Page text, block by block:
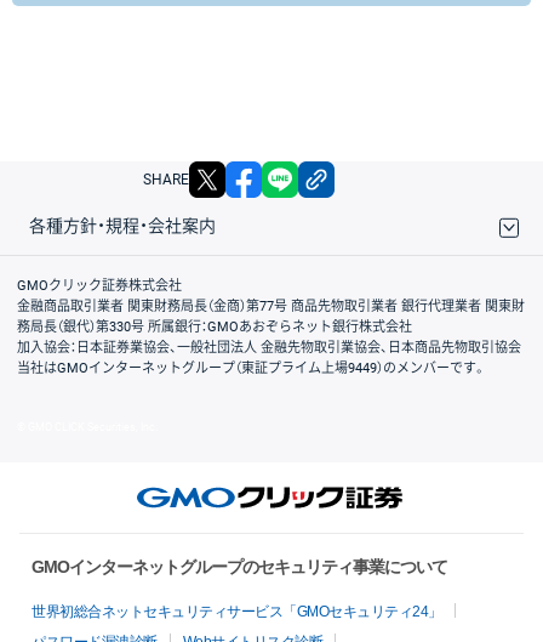
SHARE X facebook
各種方針・規程・会社案内
取引規程・約款
サイトマップ
その他のご案内
個人情報保護方針
最良執行方針
サイトのご利用について
ディスクレイマー
信託保全
リスク説明
会社案内
GMOクリック証券株式会社
金融商品取引業者 関東財務局長（金商）第77号 商品先物取引業者 銀行代理業者 関東財
務局長（銀代）第330号 所属銀行：GMOあおぞらネット銀行株式会社
加入協会：日本証券業協会、一般社団法人 金融先物取引業協会、日本商品先物取引協会
当社はGMOインターネットグループ（東証プライム上場9449）のメンバーです。
GMOインターネットグループのセキュリティ事業について
世界初総合ネットセキュリティサービス「GMOセキュリティ24」